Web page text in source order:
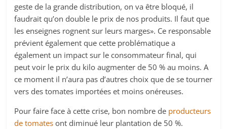
geste de la grande distribution, on va être bloqué, il
faudrait qu’on double le prix de nos produits. Il faut que
les enseignes rognent sur leurs marges». Ce responsable
prévient également que cette problématique a
également un impact sur le consommateur final, qui
peut voir le prix du kilo augmenter de 50 % au moins. A
ce moment il n’aura pas d’autres choix que de se tourner
vers des tomates importées et moins onéreuses.
Pour faire face à cette crise, bon nombre de producteurs
de tomates ont diminué leur plantation de 50 %.